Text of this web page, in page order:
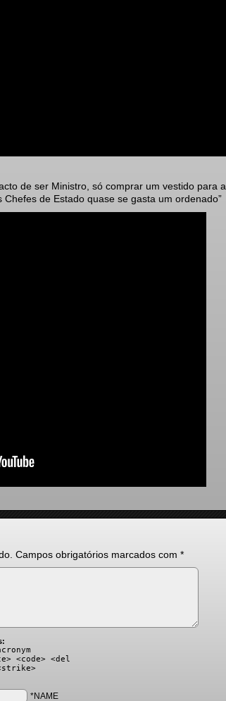
de ser Ministro, só comprar um vestido para a
de Estado quase se gasta um ordenado”
Campos obrigatórios marcados com *
<code> <del
*NAME